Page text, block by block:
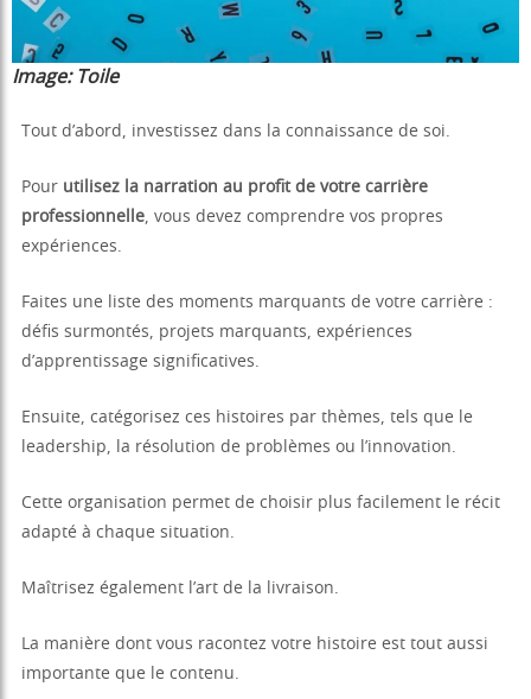
Image: Toile
Tout d’abord, investissez dans la connaissance de soi.
Pour utilisez la narration au profit de votre carrière
professionnelle, vous devez comprendre vos propres
expériences.
Faites une liste des moments marquants de votre carrière :
défis surmontés, projets marquants, expériences
d’apprentissage significatives.
Ensuite, catégorisez ces histoires par thèmes, tels que le
leadership, la résolution de problèmes ou l’innovation.
Cette organisation permet de choisir plus facilement le récit
adapté à chaque situation.
Maîtrisez également l’art de la livraison.
La manière dont vous racontez votre histoire est tout aussi
importante que le contenu.